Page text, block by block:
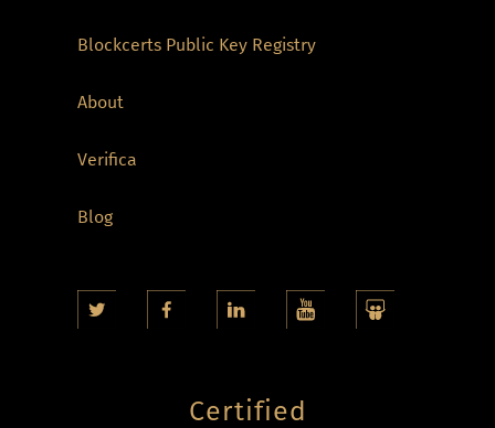
Blockcerts Public Key Registry
About
Verifica
Blog
Certified